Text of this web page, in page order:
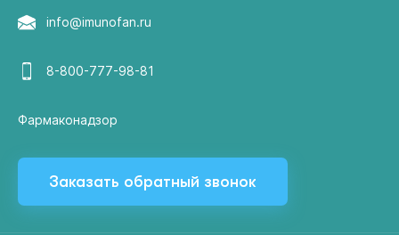
info@imunofan.ru
8-800-777-98-81
Фармаконадзор
Заказать обратный звонок